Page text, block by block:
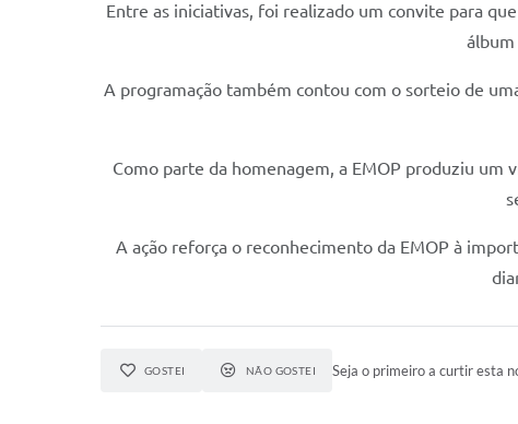
Entre as iniciativas, foi realizado um convite para
A programação também contou com o sorteio de
Como parte da homenagem, a EMOP produziu
A ação reforça o reconhecimento da EMOP à
GOSTEI NÃO GOSTEI Seja o primeiro a curtir esta